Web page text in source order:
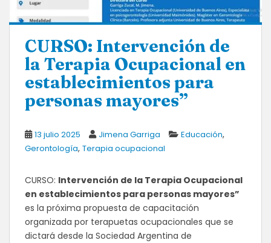
CURSO: Intervención de
la Terapia Ocupacional en
establecimientos para
personas mayores”
13 julio 2025 Jimena Garriga Educación,
Gerontología, Terapia ocupacional
CURSO: Intervención de la Terapia Ocupacional
en establecimientos para personas mayores”
es la próxima propuesta de capacitación
organizada por terapuetas ocupacionales que se
dictará desde la Sociedad Argentina de